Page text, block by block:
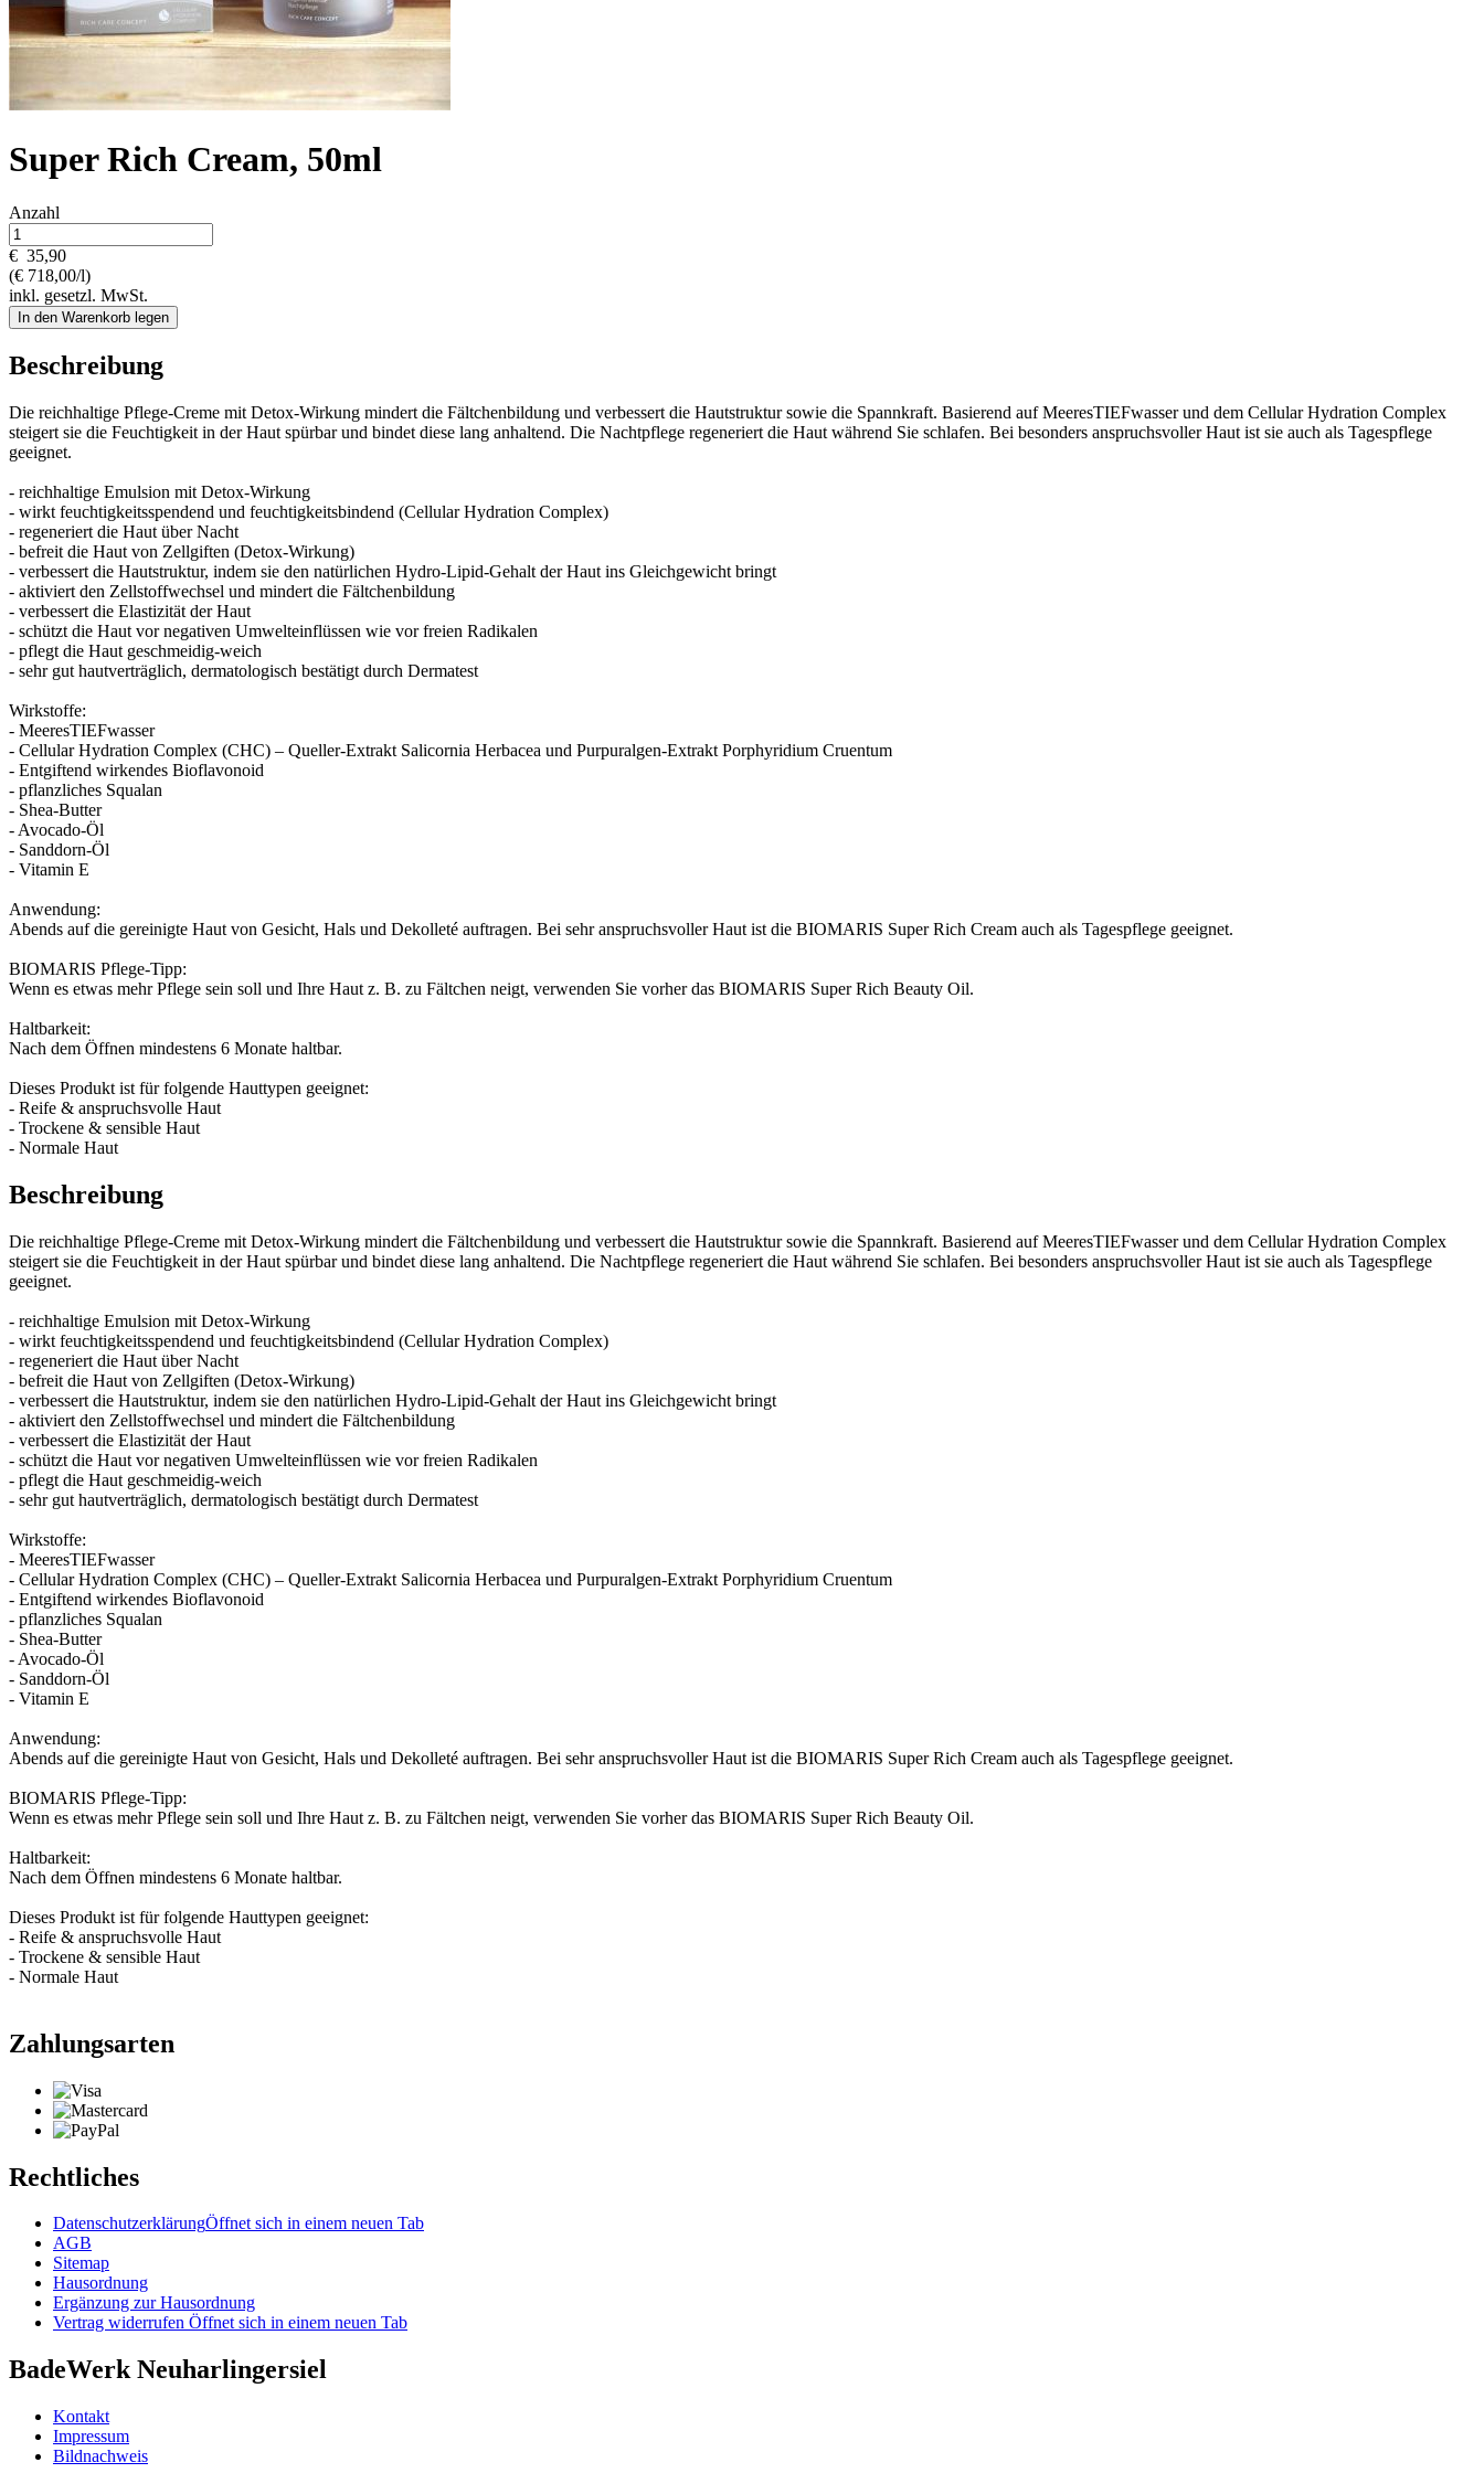
Super Rich Cream, 50ml
Anzahl
€ 35,90
(€ 718,00/l)
inkl. gesetzl. MwSt.
In den Warenkorb legen
Beschreibung
Die reichhaltige Pflege-Creme mit Detox-Wirkung mindert die Fältchenbildung und verbessert die Hautstruktur sowie die Spannkraft. Basierend auf MeeresTIEFwasser und dem Cellular Hydration Complex
steigert sie die Feuchtigkeit in der Haut spürbar und bindet diese lang anhaltend. Die Nachtpflege regeneriert die Haut während Sie schlafen. Bei besonders anspruchsvoller Haut ist sie auch als Tagespflege
geeignet.
- reichhaltige Emulsion mit Detox-Wirkung
- wirkt feuchtigkeitsspendend und feuchtigkeitsbindend (Cellular Hydration Complex)
- regeneriert die Haut über Nacht
- befreit die Haut von Zellgiften (Detox-Wirkung)
- verbessert die Hautstruktur, indem sie den natürlichen Hydro-Lipid-Gehalt der Haut ins Gleichgewicht bringt
- aktiviert den Zellstoffwechsel und mindert die Fältchenbildung
- verbessert die Elastizität der Haut
- schützt die Haut vor negativen Umwelteinflüssen wie vor freien Radikalen
- pflegt die Haut geschmeidig-weich
- sehr gut hautverträglich, dermatologisch bestätigt durch Dermatest
Wirkstoffe:
- MeeresTIEFwasser
- Cellular Hydration Complex (CHC) – Queller-Extrakt Salicornia Herbacea und Purpuralgen-Extrakt Porphyridium Cruentum
- Entgiftend wirkendes Bioflavonoid
- pflanzliches Squalan
- Shea-Butter
- Avocado-Öl
- Sanddorn-Öl
- Vitamin E
Anwendung:
Abends auf die gereinigte Haut von Gesicht, Hals und Dekolleté auftragen. Bei sehr anspruchsvoller Haut ist die BIOMARIS Super Rich Cream auch als Tagespflege geeignet.
BIOMARIS Pflege-Tipp:
Wenn es etwas mehr Pflege sein soll und Ihre Haut z. B. zu Fältchen neigt, verwenden Sie vorher das BIOMARIS Super Rich Beauty Oil.
Haltbarkeit:
Nach dem Öffnen mindestens 6 Monate haltbar.
Dieses Produkt ist für folgende Hauttypen geeignet:
- Reife & anspruchsvolle Haut
- Trockene & sensible Haut
- Normale Haut
Beschreibung
Die reichhaltige Pflege-Creme mit Detox-Wirkung mindert die Fältchenbildung und verbessert die Hautstruktur sowie die Spannkraft. Basierend auf MeeresTIEFwasser und dem Cellular Hydration Complex
steigert sie die Feuchtigkeit in der Haut spürbar und bindet diese lang anhaltend. Die Nachtpflege regeneriert die Haut während Sie schlafen. Bei besonders anspruchsvoller Haut ist sie auch als Tagespflege
geeignet.
- reichhaltige Emulsion mit Detox-Wirkung
- wirkt feuchtigkeitsspendend und feuchtigkeitsbindend (Cellular Hydration Complex)
- regeneriert die Haut über Nacht
- befreit die Haut von Zellgiften (Detox-Wirkung)
- verbessert die Hautstruktur, indem sie den natürlichen Hydro-Lipid-Gehalt der Haut ins Gleichgewicht bringt
- aktiviert den Zellstoffwechsel und mindert die Fältchenbildung
- verbessert die Elastizität der Haut
- schützt die Haut vor negativen Umwelteinflüssen wie vor freien Radikalen
- pflegt die Haut geschmeidig-weich
- sehr gut hautverträglich, dermatologisch bestätigt durch Dermatest
Wirkstoffe:
- MeeresTIEFwasser
- Cellular Hydration Complex (CHC) – Queller-Extrakt Salicornia Herbacea und Purpuralgen-Extrakt Porphyridium Cruentum
- Entgiftend wirkendes Bioflavonoid
- pflanzliches Squalan
- Shea-Butter
- Avocado-Öl
- Sanddorn-Öl
- Vitamin E
Anwendung:
Abends auf die gereinigte Haut von Gesicht, Hals und Dekolleté auftragen. Bei sehr anspruchsvoller Haut ist die BIOMARIS Super Rich Cream auch als Tagespflege geeignet.
BIOMARIS Pflege-Tipp:
Wenn es etwas mehr Pflege sein soll und Ihre Haut z. B. zu Fältchen neigt, verwenden Sie vorher das BIOMARIS Super Rich Beauty Oil.
Haltbarkeit:
Nach dem Öffnen mindestens 6 Monate haltbar.
Dieses Produkt ist für folgende Hauttypen geeignet:
- Reife & anspruchsvolle Haut
- Trockene & sensible Haut
- Normale Haut
Zahlungsarten
Rechtliches
DatenschutzerklärungÖffnet sich in einem neuen Tab
AGB
Sitemap
Hausordnung
Ergänzung zur Hausordnung
Vertrag widerrufen Öffnet sich in einem neuen Tab
BadeWerk Neuharlingersiel
Kontakt
Impressum
Bildnachweis